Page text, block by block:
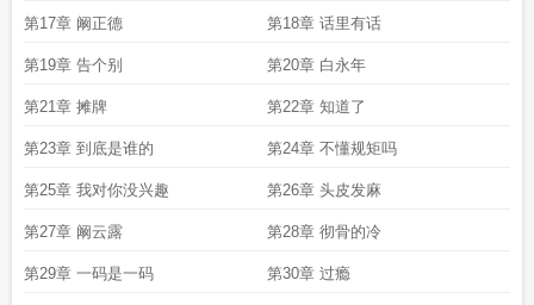
第17章 阚正德 第18章 话里有话
第19章 告个别 第20章 白永年
第21章 摊牌 第22章 知道了
第23章 到底是谁的 第24章 不懂规矩吗
第25章 我对你没兴趣 第26章 头皮发麻
第27章 阚云露 第28章 彻骨的冷
第29章 一码是一码 第30章 过瘾